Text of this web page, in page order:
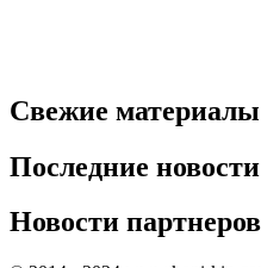
Свежие материалы
Последние новости
Новости партнеров